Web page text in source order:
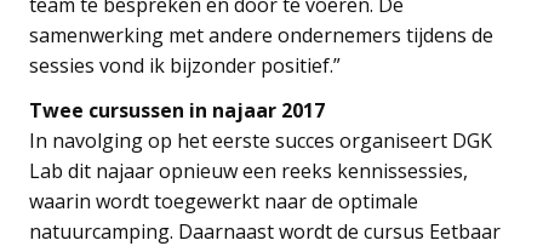
samenwerking met andere ondernemers tijdens de
sessies vond ik bijzonder positief.”
Twee cursussen in najaar 2017
In navolging op het eerste succes organiseert DGK
Lab dit najaar opnieuw een reeks kennissessies,
waarin wordt toegewerkt naar de optimale
natuurcamping. Daarnaast wordt de cursus Eetbaar